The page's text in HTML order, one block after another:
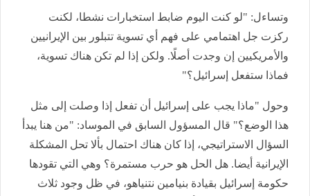
وتساءل: "لو كنت اليوم ضابط استخبارات نشطا، لكنت
ركزت جل اهتمامي على فهم أي تسوية تتبلور بين الإيرانيين
والأمريكيين إن وجدت أصلًا. ولكن إذا لم تكن هناك تسوية،
فماذا ستفعل إسرائيل؟"
وحول "ماذا يجب على إسرائيل أن تفعل إذا وصلت إلى مثل
هذا الوضع؟" قال المسؤول السابق في الموساد: "من هنا يبدأ
السؤال الاستراتيجي، إذا كان هناك احتمال بألا تحل المشكلة
الإيرانية أيضا. هل الحل هو حرب مستمرة؟ وهي التي تقودها
حكومة إسرائيل بقيادة بنيامين نتنياهو، في ظل وجود ثلاث